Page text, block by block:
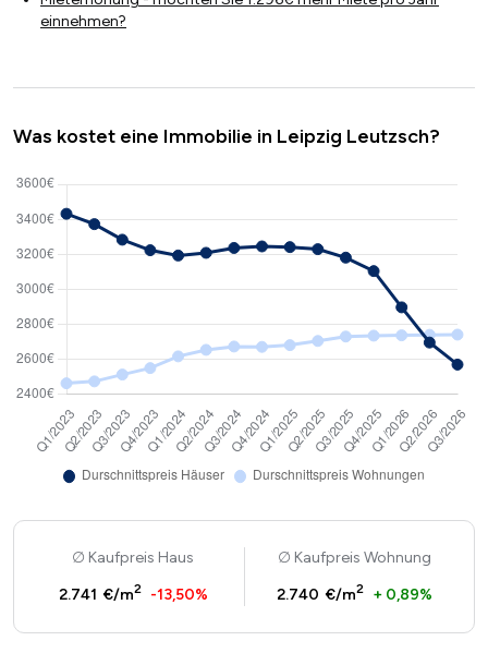
einnehmen?
Was kostet eine Immobilie in Leipzig Leutzsch?
Kaufpreis Haus
2.741 €/m2 -13,50%
Kaufpreis Wohnung
2.740 €/m2 + 0,89%